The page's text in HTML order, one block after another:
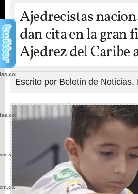
Ajedrecistas
dan cita en la gran
Ajedrez del Caribe
Escrito por Boletin de Noticias.
wp-
wp-
wp-
wp-